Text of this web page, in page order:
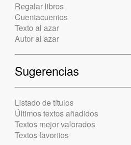
Regalar libros
Cuentacuentos
Texto al azar
Autor al azar
Sugerencias
Listado de títulos
Últimos textos añadidos
Textos mejor valorados
Textos favoritos